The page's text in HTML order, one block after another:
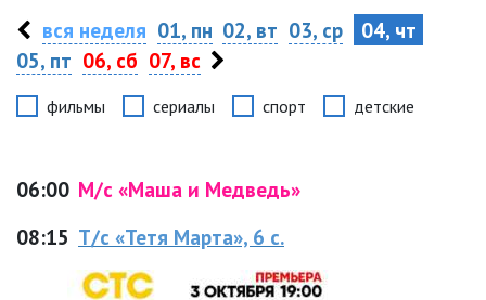
вся неделя 01, пн 02, вт 03, ср
04, чт
05, пт 06, сб 07, вс
фильмы сериалы спорт детские
06:00 М/с «Маша и Медведь»
08:15 Т/с «Тетя Марта», 6 с.